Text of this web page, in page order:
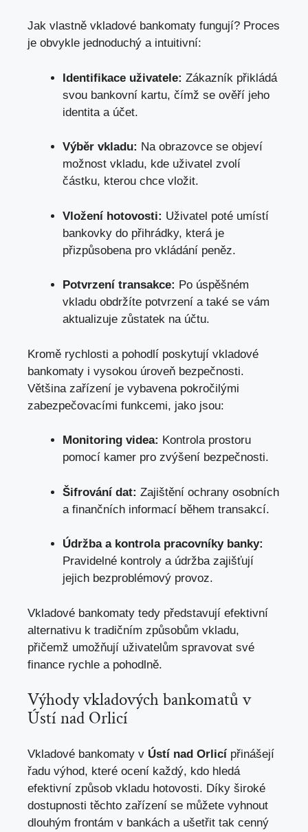
Jak vlastně vkladové bankomaty fungují? Proces
je obvykle jednoduchý a intuitivní:
Identifikace uživatele: Zákazník přikládá
svou bankovní kartu, čímž se ověří jeho
identita a účet.
Výběr vkladu: Na obrazovce se objeví
možnost vkladu, kde uživatel zvolí
částku, kterou chce vložit.
Vložení hotovosti: Uživatel poté umístí
bankovky do přihrádky, která je
přizpůsobena pro vkládání peněz.
Potvrzení transakce: Po úspěšném
vkladu obdržíte potvrzení a také se vám
aktualizuje zůstatek na účtu.
Kromě rychlosti a pohodlí poskytují vkladové
bankomaty i vysokou úroveň bezpečnosti.
Většina zařízení je vybavena pokročilými
zabezpečovacími funkcemi, jako jsou:
Monitoring videa: Kontrola prostoru
pomocí kamer pro zvýšení bezpečnosti.
Šifrování dat: Zajištění ochrany osobních
a finančních informací během transakcí.
Údržba a kontrola pracovníky banky:
Pravidelné kontroly a údržba zajišťují
jejich bezproblémový provoz.
Vkladové bankomaty tedy představují efektivní
alternativu k tradičním způsobům vkladu,
přičemž umožňují uživatelům spravovat své
finance rychle a pohodlně.
Výhody vkladových bankomatů v
Ústí nad Orlicí
Vkladové bankomaty v Ústí nad Orlicí přinášejí
řadu výhod, které ocení každý, kdo hledá
efektivní způsob vkladu hotovosti. Díky široké
dostupnosti těchto zařízení se můžete vyhnout
dlouhým frontám v bankách a ušetřit tak cenný